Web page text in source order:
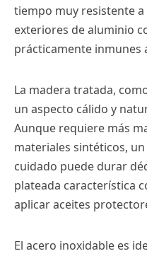
tiempo muy resistente a
exteriores de aluminio
prácticamente inmunes
La madera tratada,
un aspecto cálido y
Aunque requiere más
materiales sintéticos,
cuidado puede durar
plateada característica
aplicar aceites
El acero inoxidable es